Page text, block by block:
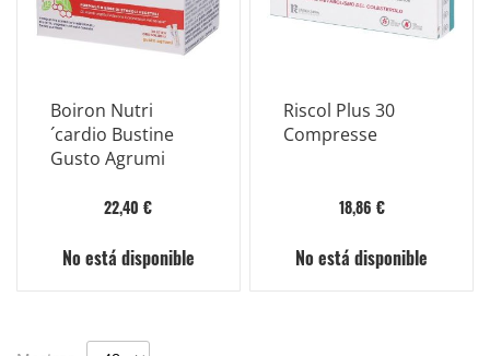
Boiron Nutri
´cardio Bustine
Gusto Agrumi
22,40 €
No está disponible
Riscol Plus 30
Compresse
18,86 €
No está disponible